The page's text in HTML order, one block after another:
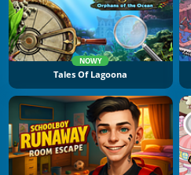
NOWY
Tales Of Lagoona